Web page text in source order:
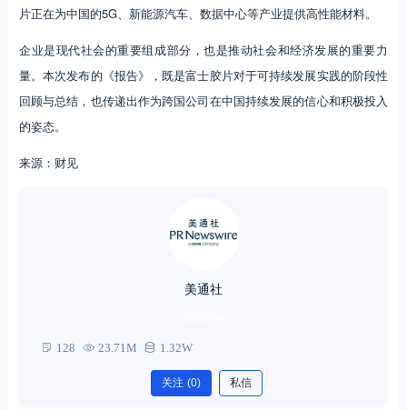
片正在为中国的5G、新能源汽车、数据中心等产业提供高性能材料。
企业是现代社会的重要组成部分，也是推动社会和经济发展的重要力
量。本次发布的《报告》，既是富士胶片对于可持续发展实践的阶段性
回顾与总结，也传递出作为跨国公司在中国持续发展的信心和积极投入
的姿态。
来源：财见
美通社
128 23.71M 1.32W
关注 (0) 私信